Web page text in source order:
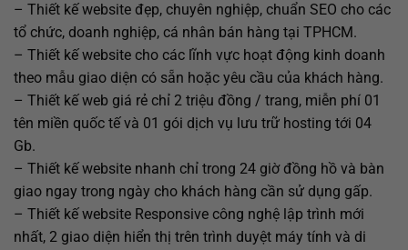
– Thiết kế website đẹp, chuyên nghiệp, chuẩn SEO cho các
tổ chức, doanh nghiệp, cá nhân bán hàng tại TPHCM.
– Thiết kế website cho các lĩnh vực hoạt động kinh doanh
theo mẫu giao diện có sẵn hoặc yêu cầu của khách hàng.
– Thiết kế web giá rẻ chỉ 2 triệu đồng / trang, miễn phí 01
tên miền quốc tế và 01 gói dịch vụ lưu trữ hosting tới 04
Gb.
– Thiết kế website nhanh chỉ trong 24 giờ đồng hồ và bàn
giao ngay trong ngày cho khách hàng cần sử dụng gấp.
– Thiết kế website Responsive công nghệ lập trình mới
nhất, 2 giao diện hiển thị trên trình duyệt máy tính và di